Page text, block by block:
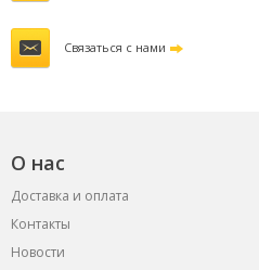
Связаться с нами
О нас
Доставка и оплата
Контакты
Новости